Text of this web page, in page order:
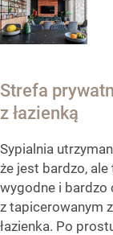
Strefa
z łazienką
Sypialnia
że jest bardzo,
wygodne i bardzo
z tapicerowanym
łazienka. Po